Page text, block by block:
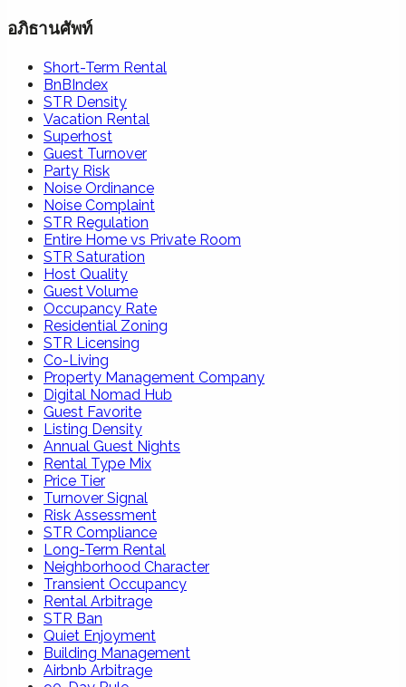
อภิธานศัพท์
Short-Term Rental
BnBIndex
STR Density
Vacation Rental
Superhost
Guest Turnover
Party Risk
Noise Ordinance
Noise Complaint
STR Regulation
Entire Home vs Private Room
STR Saturation
Host Quality
Guest Volume
Occupancy Rate
Residential Zoning
STR Licensing
Co-Living
Property Management Company
Digital Nomad Hub
Guest Favorite
Listing Density
Annual Guest Nights
Rental Type Mix
Price Tier
Turnover Signal
Risk Assessment
STR Compliance
Long-Term Rental
Neighborhood Character
Transient Occupancy
Rental Arbitrage
STR Ban
Quiet Enjoyment
Building Management
Airbnb Arbitrage